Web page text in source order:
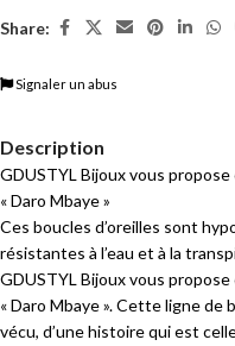
Share:
Signaler un abus
Description
GDUSTYL Bijoux vous
« Daro Mbaye »
Ces boucles d’oreilles sont
résistantes à l’eau et à la
GDUSTYL Bijoux vous
« Daro Mbaye ». Cette ligne de
vécu, d’une histoire qui est